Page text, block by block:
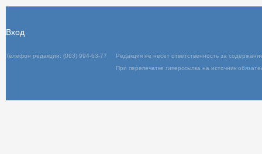
Телефон редакции: (063) 994-63-77
При